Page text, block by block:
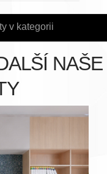
v kategorii
NAŠE